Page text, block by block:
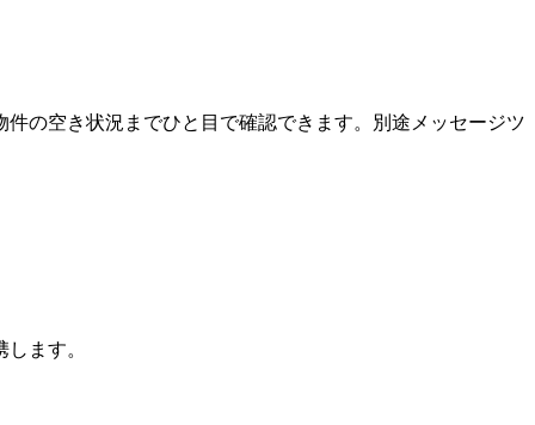
の空き状況までひと目で確認できます。別途メッセージツ
ます。